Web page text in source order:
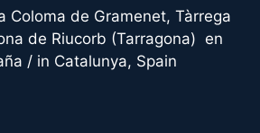
Coloma de Gramenet, Tàrrega
de Riucorb (Tarragona) en
/ in Catalunya, Spain